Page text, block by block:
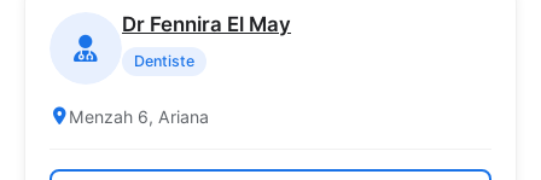
Dr Fennira El May
Dentiste
Menzah 6, Ariana